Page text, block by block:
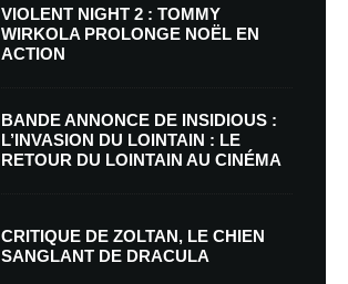
VIOLENT NIGHT 2 : TOMMY
WIRKOLA PROLONGE NOËL EN
ACTION
BANDE ANNONCE DE INSIDIOUS :
L’INVASION DU LOINTAIN : LE
RETOUR DU LOINTAIN AU CINÉMA
CRITIQUE DE ZOLTAN, LE CHIEN
SANGLANT DE DRACULA